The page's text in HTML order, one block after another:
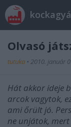
Olvasó
tutuka • 2010. január
Hát akkor ideje
arcok vagytok,
ami őrült jó.
ne unjátok,